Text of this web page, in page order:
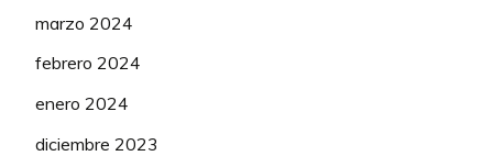
marzo 2024
febrero 2024
enero 2024
diciembre 2023